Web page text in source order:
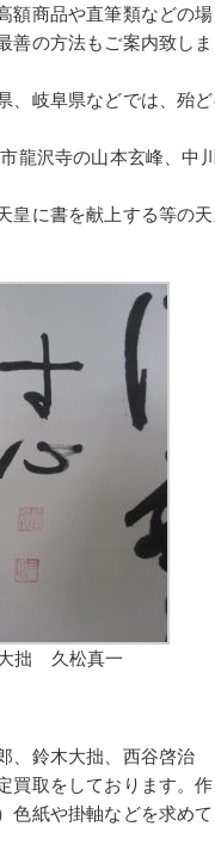
額商品や直筆類などの場
善の方法もご案内致しま
、岐阜県などでは、殆
龍沢寺の山本玄峰、中
皇に書を献上する等の
拙 久松真一
、鈴木大拙、西谷啓治
買取をしております。作
色紙や掛軸などを求め